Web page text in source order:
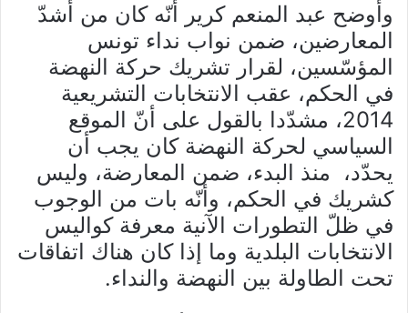
وأوضح عبد المنعم كرير أنّه كان من أشدّ
المعارضين، ضمن نواب نداء تونس
المؤسّسين، لقرار تشريك حركة النهضة
في الحكم، عقب الانتخابات التشريعية
2014، مشدّدا بالقول على أنّ الموقع
السياسي لحركة النهضة كان يجب أن
يحدّد، منذ البدء، ضمن المعارضة، وليس
كشريك في الحكم، وأنّه بات من الوجوب
في ظلّ التطورات الآنية معرفة كواليس
الانتخابات البلدية وما إذا كان هناك اتفاقات
تحت الطاولة بين النهضة والنداء.